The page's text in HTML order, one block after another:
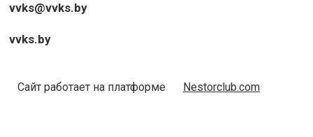
vvks@vvks.by
vvks.by
Сайт работает на платформе Nestorclub.com